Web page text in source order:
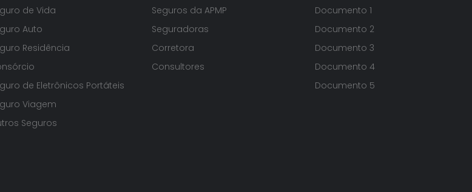
de Vida
Auto
Residência
de Eletrônicos Portáteis
Viagem
Seguros
Seguros da APMP
Seguradoras
Corretora
Consultores
Documento 1
Documento 2
Documento 3
Documento 4
Documento 5